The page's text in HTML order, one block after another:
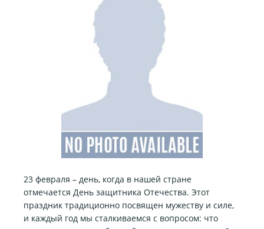
23 февраля – день, когда в нашей стране
отмечается День защитника Отечества. Этот
праздник традиционно посвящен мужеству и силе,
и каждый год мы сталкиваемся с вопросом: что